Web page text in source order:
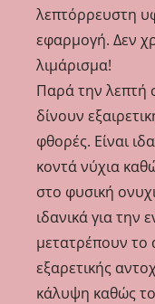
λεπτόρρευστη
εφαρμογή. Δεν
λιμάρισμα!
Παρά την λεπτή
δίνουν
φθορές. Είναι
κοντά νύχια
στο φυσική
ιδανικά για την
μετατρέπουν το
εξαρετικής
κάλυψη καθώς